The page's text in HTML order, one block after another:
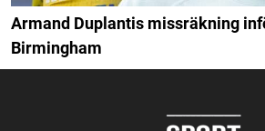
Armand Duplantis missräkning
Birmingham